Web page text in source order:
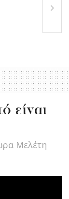
είναι
Μελέτη